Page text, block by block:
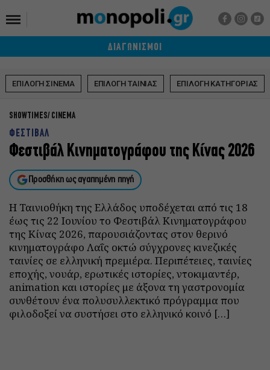
ΔΙΑΓΩΝΙΣΜΟΙ
ΕΠΙΛΟΓΗ ΣΙΝΕΜΑ ΕΠΙΛΟΓΗ ΤΑΙΝΙΑΣ ΕΠΙΛΟΓΗ ΚΑΤΗΓΟΡΙΑΣ
SHOWTIMES CINEMA
ΦΕΣΤΙΒΑΛ
Φεστιβάλ Κινηματογράφου της Κίνας 2026
Προσθήκη ως αγαπημένη πηγή
Η Ταινιοθήκη της Ελλάδος υποδέχεται από τις 18
έως τις 22 Ιουνίου το Φεστιβάλ Κινηματογράφου
της Κίνας 2026, παρουσιάζοντας στον θερινό
κινηματογράφο Λαΐς οκτώ σύγχρονες κινεζικές
ταινίες σε ελληνική πρεμιέρα. Περιπέτειες, ταινίες
εποχής, νουάρ, ερωτικές ιστορίες, ντοκιμαντέρ,
animation και ιστορίες με άξονα τη γαστρονομία
συνθέτουν ένα πολυσυλλεκτικό πρόγραμμα που
φιλοδοξεί να συστήσει στο ελληνικό κοινό […]